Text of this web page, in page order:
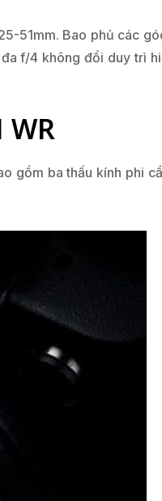
51mm. Bao phủ các
f/4 không đổi duy trì
WR
gồm ba thấu kính phi